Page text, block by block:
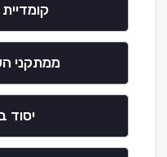
ממתקני
יסוד